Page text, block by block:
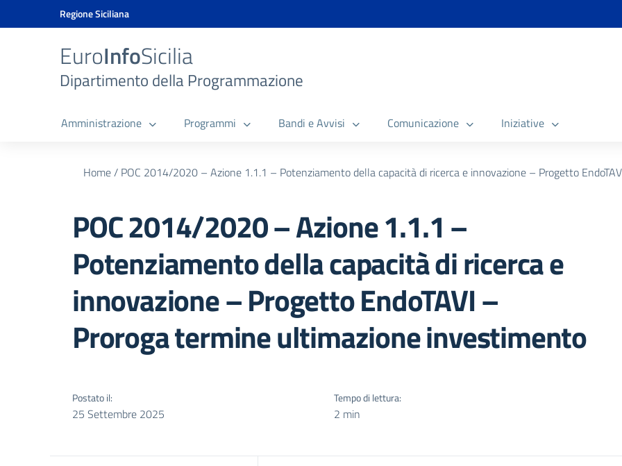
Vai ai contenuti
Vai al menu di navigazione
Vai al banner delle Cookie Policy
Regione Siciliana
EuroInfoSicilia
Dipartimento della Programmazione
Amministrazione Programmi Bandi e Avvisi Comunicazione Iniziative
Home/ POC 2014/2020 – Azione 1.1.1 – Potenziamento della capacità di ricerca e innovazione – Progetto
POC 2014/2020 – Azione 1.1.1 –
Potenziamento della capacità di ricerca e
innovazione – Progetto EndoTAVI –
Proroga termine ultimazione investimento
Postato il:
25 Settembre 2025
Tempo di lettura:
2 min